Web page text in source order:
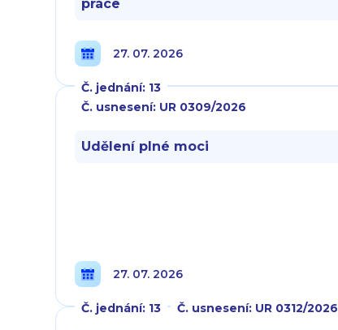
práce
27. 07. 2026
Č. jednání: 13
Č. usnesení: UR 0309/2026
Udělení plné moci
27. 07. 2026
Č. jednání: 13 Č. usnesení: UR 0312/2026